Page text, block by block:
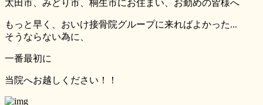
太田市、みどり市、桐生市にお住まい、お勤めの皆様へ
もっと早く、おいけ接骨院グループに来ればよかった...
そうならない為に、
一番最初に
当院へお越しください！！